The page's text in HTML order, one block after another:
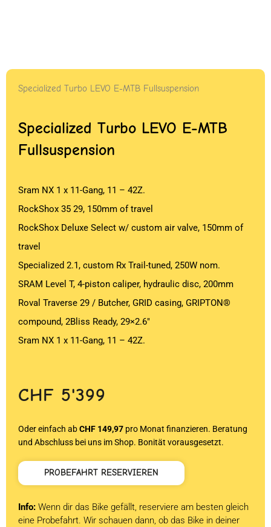
Specialized Turbo LEVO E-MTB Fullsuspension
Specialized Turbo LEVO E-MTB
Fullsuspension
Sram NX 1 x 11-Gang, 11 – 42Z.
RockShox 35 29, 150mm of travel
RockShox Deluxe Select w/ custom air valve, 150mm of
travel
Specialized 2.1, custom Rx Trail-tuned, 250W nom.
SRAM Level T, 4-piston caliper, hydraulic disc, 200mm
Roval Traverse 29 / Butcher, GRID casing, GRIPTON®
compound, 2Bliss Ready, 29×2.6″
Sram NX 1 x 11-Gang, 11 – 42Z.
CHF 5'399
Oder einfach abCHF 149,97 pro Monat finanzieren. Beratung
und Abschluss bei uns im Shop. Bonität vorausgesetzt.
PROBEFAHRT RESERVIEREN
Info: Wenn dir das Bike gefällt, reserviere am besten gleich
eine Probefahrt. Wir schauen dann, ob das Bike in deiner